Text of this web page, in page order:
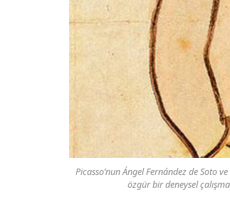
Picasso’nun Ángel Fernández de Soto
özgür bir deneysel